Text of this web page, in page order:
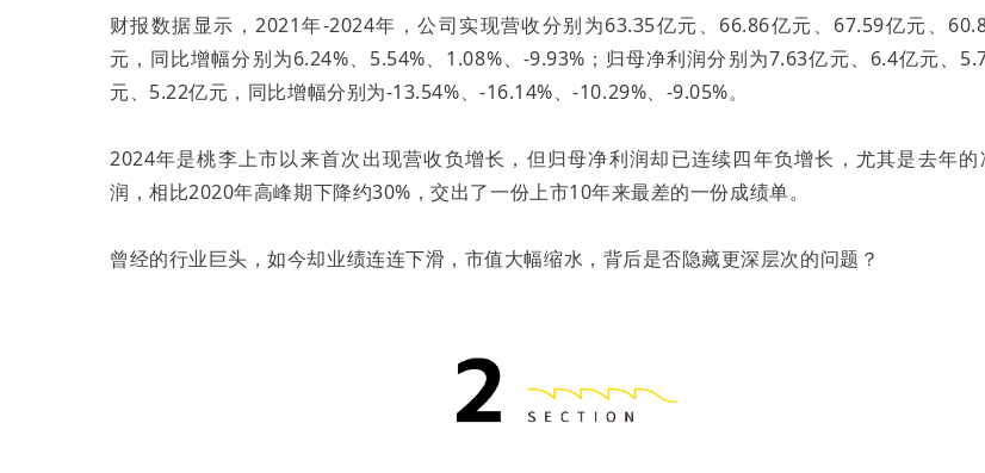
财报数据显示，2021年-2024年，公司实现营收分别为63.35亿元、66.86亿元、67.59亿元、
元，同比增幅分别为6.24%、5.54%、1.08%、-9.93%；归母净利润分别为7.63亿元、6.4亿元、
元、5.22亿元，同比增幅分别为-13.54%、-16.14%、-10.29%、-9.05%。
2024年是桃李上市以来首次出现营收负增长，但归母净利润却已连续四年负增长，尤其是去年的
润，相比2020年高峰期下降约30%，交出了一份上市10年来最差的一份成绩单。
曾经的行业巨头，如今却业绩连连下滑，市值大幅缩水，背后是否隐藏更深层次的问题？